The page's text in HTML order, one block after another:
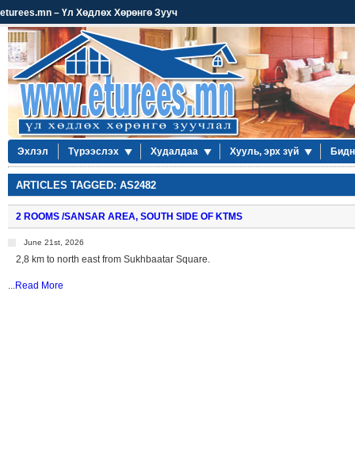
eturees.mn – Үл Хөдлөх Хөрөнгө Зууч
Эхлэл Түрээслэх Худалдаа Хууль, эрх зүй
ARTICLES TAGGED: AS2482
2 ROOMS /SANSAR AREA, SOUTH SIDE OF KTMS
June 21st, 2026
2,8 km to north east from Sukhbaatar Square.
...Read More